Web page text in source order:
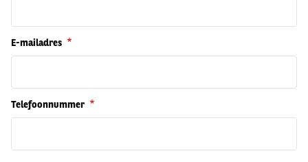
E-mailadres
Telefoonnummer